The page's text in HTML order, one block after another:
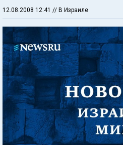
12.08.2008 12:41 // В Израиле